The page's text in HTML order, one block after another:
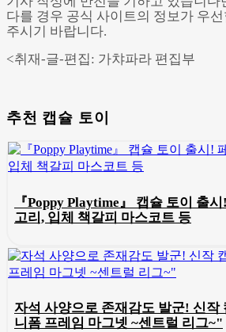
다를 경우 공식 사이트의 정보가 우
주시기 바랍니다.
<취재-글-편집: 가챠파라 편집부
추천 캡슐 토이
『Poppy Playtime』 캡슐 토이 출
고리, 입체 책갈피 마스코트 등
자석 사양으로 존재감도 발군! 신작
니폼 프레임 마그넷 ~센트럴 리그~"